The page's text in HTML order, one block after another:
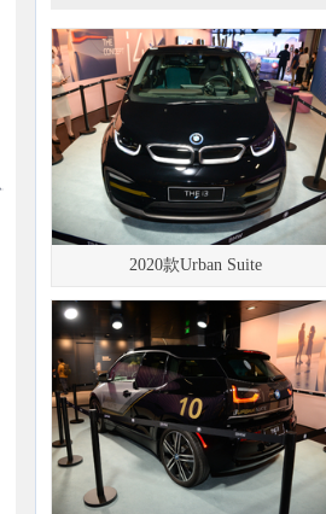
2020款Urban Suite